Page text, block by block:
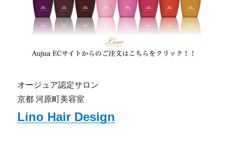
オージュア認定サロン
京都 河原町美容室
Lino Hair Design